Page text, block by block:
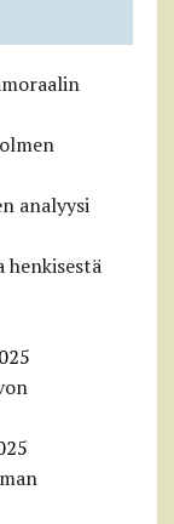
analyysi
henkisestä